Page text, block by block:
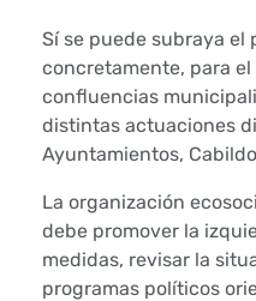
í
s
e
p
u
e
Sí se puede subraya el
concretamente, para
confluencias
distintas actuaciones
Ayuntamientos,
La organización
debe promover la
medidas, revisar la
programas políticos